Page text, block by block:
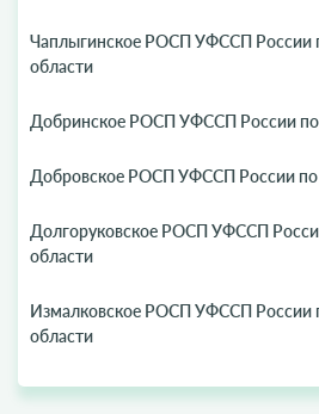
Чаплыгинское РОСП УФССП России
области
Добринское РОСП УФССП России по
Добровское РОСП УФССП России по
Долгоруковское РОСП УФССП
области
Измалковское РОСП УФССП России
области